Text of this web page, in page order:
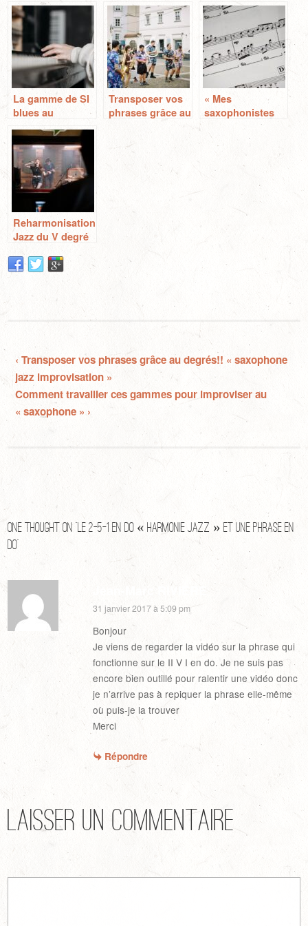
La gamme de SI
blues au
saxophone!!
Transposer vos
phrases grâce au
« saxophone jazz
improvisation »
« Mes
saxophonistes
« michael
Reharmonisation
Jazz du V degré
improvisation
‹ Transposer vos phrases grâce au degrés!! « saxophone
jazz improvisation »
Comment travailler ces gammes pour improviser au
« saxophone » ›
One thought on “Le 2-5-1 en DO « harmonie jazz » et une phrase en
DO”
Jean-Marc RIVIERE
31 janvier 2017 à 5:09 pm
Bonjour
Je viens de regarder la vidéo sur la phrase qui
fonctionne sur le II V I en do. Je ne suis pas
encore bien outillé pour ralentir une vidéo donc
je n’arrive pas à repiquer la phrase elle-même
où puis-je la trouver
Merci
Répondre
Laisser un commentaire